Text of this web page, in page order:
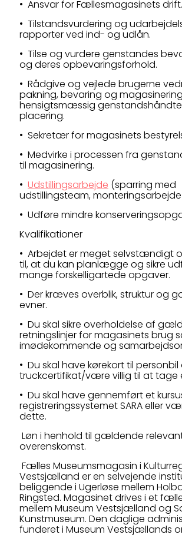
• Ansvar for Fællesmagasinets drift.
• Tilstandsvurdering og
rapporter ved ind- og udlån.
• Tilse og vurdere genstandes
og deres opbevaringsforhold.
• Rådgive og vejlede brugerne
pakning, bevaring og
hensigtsmæssig
placering.
• Sekretær for magasinets
• Medvirke i processen fra
til magasinering.
• Udstillingsarbejde (sparring med
udstillingsteam,
• Udføre mindre
Kvalifikationer
• Arbejdet er meget selvstændigt
til, at du kan planlægge og sikre
mange forskelligartede opgaver.
• Der kræves overblik, struktur og
evner.
• Du skal sikre overholdelse af
retningslinjer for magasinets brug
imødekommende og
• Du skal have kørekort til personbil
truckcertifikat/være villig til at tage
• Du skal have gennemført et
registreringssystemet SARA eller
dette.
Løn i henhold til gældende
overenskomst.
Fælles Museumsmagasin i
Vestsjælland er en selvejende
beliggende i Ugerløse mellem
Ringsted. Magasinet drives i et
mellem Museum Vestsjælland og
Kunstmuseum. Den daglige
funderet i Museum Vestsjællands